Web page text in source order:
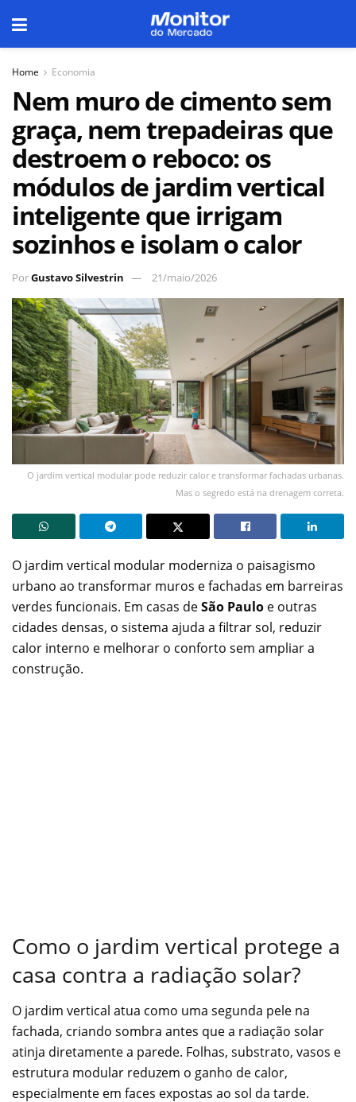
Home Economia
Nem muro de cimento sem
graça, nem trepadeiras que
destroem o reboco: os
módulos de jardim vertical
inteligente que irrigam
sozinhos e isolam o calor
PorGustavo Silvestrin 21/maio/2026
O jardim vertical modular pode reduzir calor e transformar fachadas urbanas.
Mas o segredo está na drenagem correta.
O jardim vertical modular moderniza o paisagismo
urbano ao transformar muros e fachadas em barreiras
verdes funcionais. Em casas deSão Paulo e outras
cidades densas, o sistema ajuda a filtrar sol, reduzir
calor interno e melhorar o conforto sem ampliar a
construção.
Como o jardim vertical protege a
casa contra a radiação solar?
O jardim vertical atua como uma segunda pele na
fachada, criando sombra antes que a radiação solar
atinja diretamente a parede. Folhas, substrato, vasos e
estrutura modular reduzem o ganho de calor,
especialmente em faces expostas ao sol da tarde.